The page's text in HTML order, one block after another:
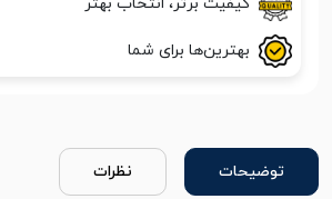
بهترین‌ها برای شما
توضیحات نظرات